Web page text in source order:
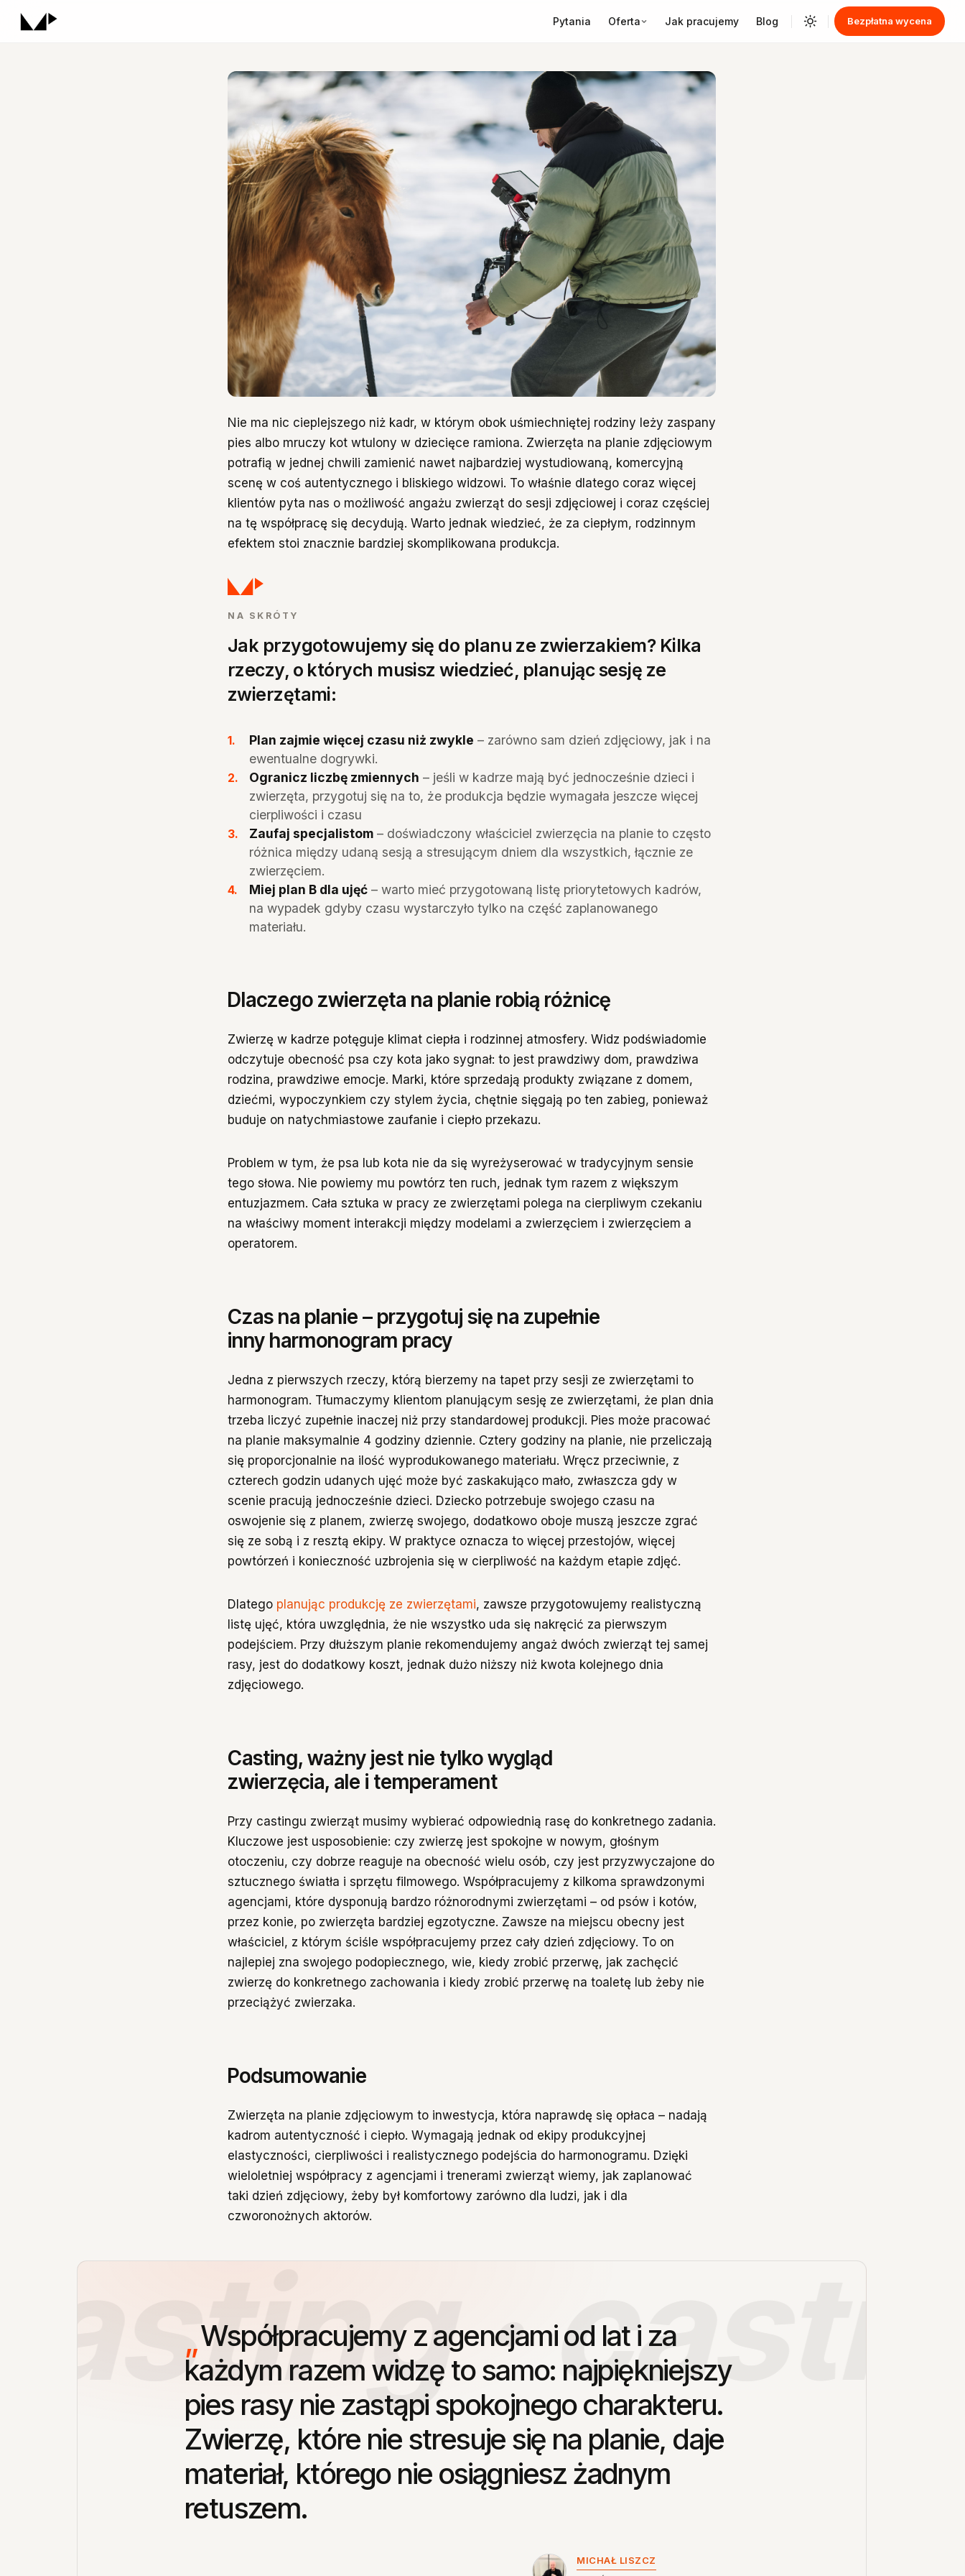
Spis treści
Dlaczego zwierzęta na planie robią różnicę
Czas na planie – przygotuj się na zupełnie inny harmonogram pracy
Casting, ważny jest nie tylko wygląd zwierzęcia, ale i temperament
Nie ma nic cieplejszego niż kadr, w którym obok uśmiechniętej rodziny leży zaspany
pies albo mruczy kot wtulony w dziecięce ramiona. Zwierzęta na planie zdjęciowym
potrafią w jednej chwili zamienić nawet najbardziej wystudiowaną, komercyjną
scenę w coś autentycznego i bliskiego widzowi. To właśnie dlatego coraz więcej
klientów pyta nas o możliwość angażu zwierząt do sesji zdjęciowej i coraz częściej
na tę współpracę się decydują. Warto jednak wiedzieć, że za ciepłym, rodzinnym
efektem stoi znacznie bardziej skomplikowana produkcja.
NA SKRÓTY
Jak przygotowujemy się do planu ze zwierzakiem? Kilka
rzeczy, o których musisz wiedzieć, planując sesję ze
zwierzętami:
Plan zajmie więcej czasu niż zwykle – zarówno sam dzień zdjęciowy, jak i na
ewentualne dogrywki.
Ogranicz liczbę zmiennych – jeśli w kadrze mają być jednocześnie dzieci i
zwierzęta, przygotuj się na to, że produkcja będzie wymagała jeszcze więcej
cierpliwości i czasu
Zaufaj specjalistom – doświadczony właściciel zwierzęcia na planie to często
różnica między udaną sesją a stresującym dniem dla wszystkich, łącznie ze
zwierzęciem.
Miej plan B dla ujęć – warto mieć przygotowaną listę priorytetowych kadrów,
na wypadek gdyby czasu wystarczyło tylko na część zaplanowanego
materiału.
Dlaczego zwierzęta na planie robią różnicę
Zwierzę w kadrze potęguje klimat ciepła i rodzinnej atmosfery. Widz podświadomie
odczytuje obecność psa czy kota jako sygnał: to jest prawdziwy dom, prawdziwa
rodzina, prawdziwe emocje. Marki, które sprzedają produkty związane z domem,
dziećmi, wypoczynkiem czy stylem życia, chętnie sięgają po ten zabieg, ponieważ
buduje on natychmiastowe zaufanie i ciepło przekazu.
Problem w tym, że psa lub kota nie da się wyreżyserować w tradycyjnym sensie
tego słowa. Nie powiemy mu powtórz ten ruch, jednak tym razem z większym
entuzjazmem. Cała sztuka w pracy ze zwierzętami polega na cierpliwym czekaniu
na właściwy moment interakcji między modelami a zwierzęciem i zwierzęciem a
operatorem.
Czas na planie – przygotuj się na zupełnie
inny harmonogram pracy
Jedna z pierwszych rzeczy, którą bierzemy na tapet przy sesji ze zwierzętami to
harmonogram. Tłumaczymy klientom planującym sesję ze zwierzętami, że plan dnia
trzeba liczyć zupełnie inaczej niż przy standardowej produkcji. Pies może pracować
na planie maksymalnie 4 godziny dziennie. Cztery godziny na planie, nie przeliczają
się proporcjonalnie na ilość wyprodukowanego materiału. Wręcz przeciwnie, z
czterech godzin udanych ujęć może być zaskakująco mało, zwłaszcza gdy w
scenie pracują jednocześnie dzieci. Dziecko potrzebuje swojego czasu na
oswojenie się z planem, zwierzę swojego, dodatkowo oboje muszą jeszcze zgrać
się ze sobą i z resztą ekipy. W praktyce oznacza to więcej przestojów, więcej
powtórzeń i konieczność uzbrojenia się w cierpliwość na każdym etapie zdjęć.
Dlatego planując produkcję ze zwierzętami, zawsze przygotowujemy realistyczną
listę ujęć, która uwzględnia, że nie wszystko uda się nakręcić za pierwszym
podejściem. Przy dłuższym planie rekomendujemy angaż dwóch zwierząt tej samej
rasy, jest do dodatkowy koszt, jednak dużo niższy niż kwota kolejnego dnia
zdjęciowego.
Casting, ważny jest nie tylko wygląd
zwierzęcia, ale i temperament
Przy castingu zwierząt musimy wybierać odpowiednią rasę do konkretnego zadania.
Kluczowe jest usposobienie: czy zwierzę jest spokojne w nowym, głośnym
otoczeniu, czy dobrze reaguje na obecność wielu osób, czy jest przyzwyczajone do
sztucznego światła i sprzętu filmowego. Współpracujemy z kilkoma sprawdzonymi
agencjami, które dysponują bardzo różnorodnymi zwierzętami – od psów i kotów,
przez konie, po zwierzęta bardziej egzotyczne. Zawsze na miejscu obecny jest
właściciel, z którym ściśle współpracujemy przez cały dzień zdjęciowy. To on
najlepiej zna swojego podopiecznego, wie, kiedy zrobić przerwę, jak zachęcić
zwierzę do konkretnego zachowania i kiedy zrobić przerwę na toaletę lub żeby nie
przeciążyć zwierzaka.
Podsumowanie
Zwierzęta na planie zdjęciowym to inwestycja, która naprawdę się opłaca – nadają
kadrom autentyczność i ciepło. Wymagają jednak od ekipy produkcyjnej
elastyczności, cierpliwości i realistycznego podejścia do harmonogramu. Dzięki
wieloletniej współpracy z agencjami i trenerami zwierząt wiemy, jak zaplanować
taki dzień zdjęciowy, żeby był komfortowy zarówno dla ludzi, jak i dla
czworonożnych aktorów.
·
Współpracujemy zagencjamiod lat i za
każdym razem widzę tosamo: najpiękniejszy
pies rasy nie zastąpi spokojnegocharakteru.
Zwierzę, które nie stresuje się na planie, daje
materiał, którego nie osiągniesz żadnym
retuszem.
MICHAŁ LISZCZ
Pytania Oferta Jak pracujemy Blog Bezpłatna wycena